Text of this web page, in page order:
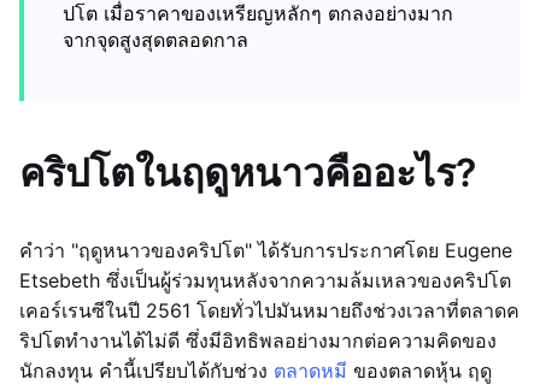
ปโต เมื่อราคาของเหรียญหลักๆ ตกลงอย่างมาก
จากจุดสูงสุดตลอดกาล
คริปโตในฤดูหนาวคืออะไร?
คำว่า "ฤดูหนาวของคริปโต" ได้รับการประกาศโดย Eugene
Etsebeth ซึ่งเป็นผู้ร่วมทุนหลังจากความล้มเหลวของคริปโต
เคอร์เรนซีในปี 2561 โดยทั่วไปมันหมายถึงช่วงเวลาที่ตลาดค
ริปโตทำงานได้ไม่ดี ซึ่งมีอิทธิพลอย่างมากต่อความคิดของ
นักลงทุน คำนี้เปรียบได้กับช่วง ตลาดหมี ของตลาดหุ้น ฤดู